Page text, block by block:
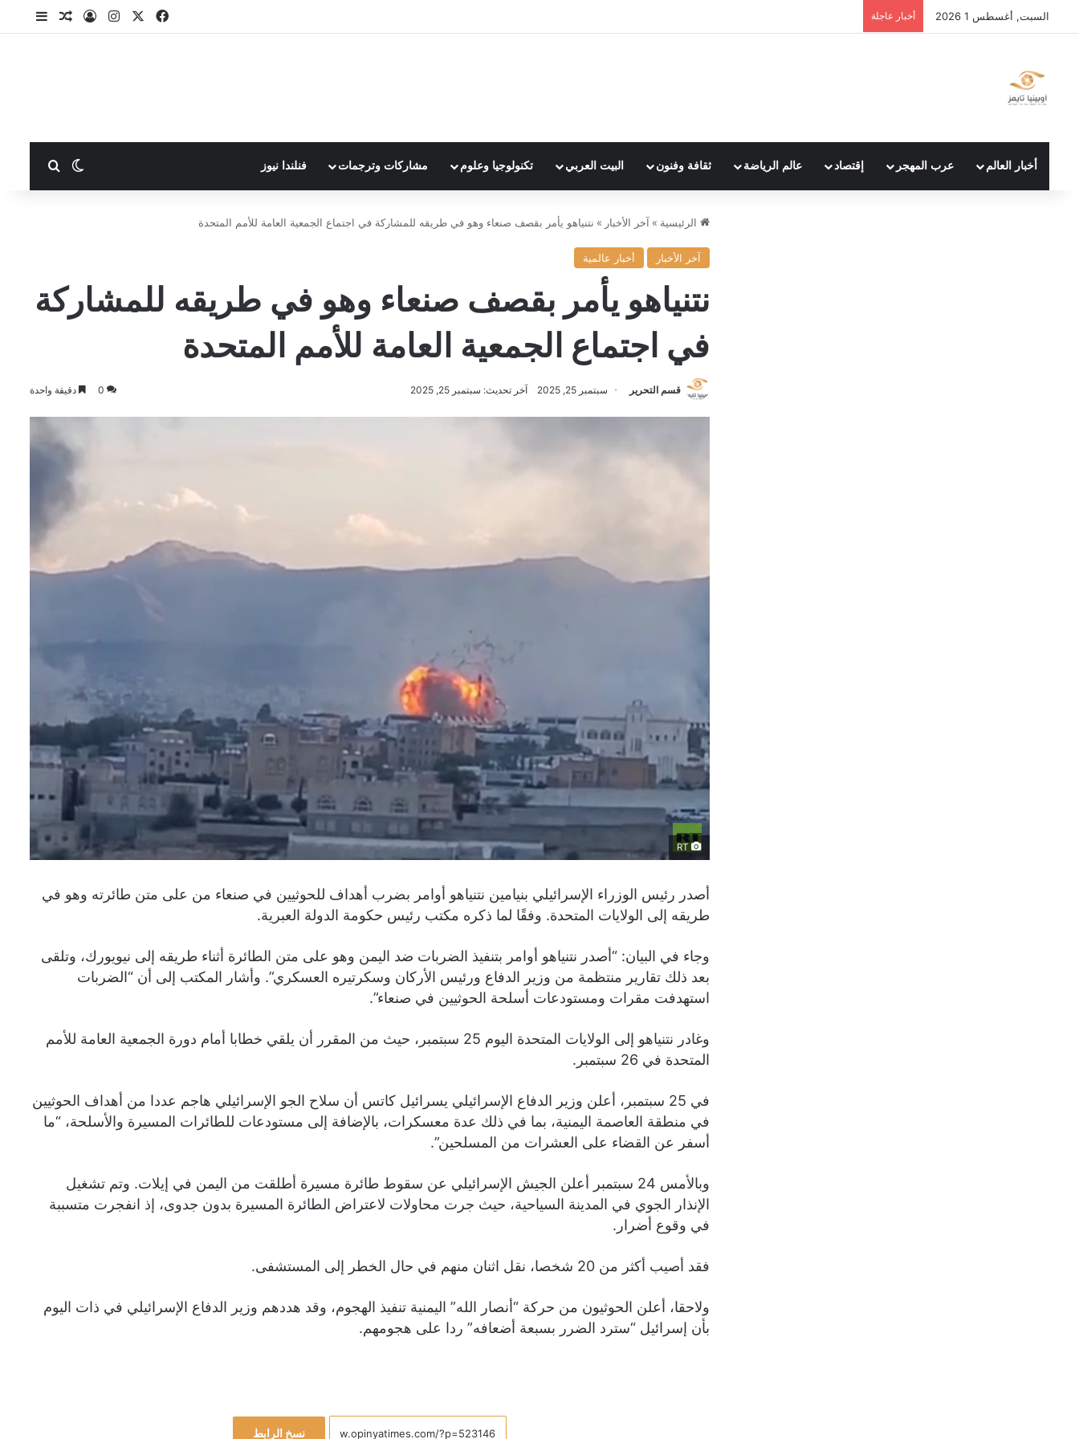
السبت, أغسطس 1 2026 أخبار عاجلة فيسبوك انستقرامتسجيل الدخول
مقالإضافة
أخبار العالم عرب المهجر إقتصاد عالم الرياضة ثقافة وفنون البيت العربي تكنولوجيا وعلوم مشاركات وترجمات فنلندا نيوز الوضعبحث عن
الرئيسية » آخر الأخبار » نتنياهو يأمر بقصف صنعاء وهو في طريقه للمشاركة في اجتماع الجمعية العامة للأمم المتحدة
آخر الأخبار أخبار عالمية
نتنياهو يأمر بقصف صنعاء وهو في طريقه للمشاركة
في اجتماع الجمعية العامة للأمم المتحدة
قسم التحرير سبتمبر 25, 2025 آخر تحديث: سبتمبر 25, 2025 0 دقيقة واحدة
أصدر رئيس الوزراء الإسرائيلي بنيامين نتنياهو أوامر بضرب أهداف للحوثيين في صنعاء من على متن طائرته وهو في
طريقه إلى الولايات المتحدة. وفقًا لما ذكره مكتب رئيس حكومة الدولة العبرية.
وجاء في البيان: “أصدر نتنياهو أوامر بتنفيذ الضربات ضد اليمن وهو على متن الطائرة أثناء طريقه إلى نيويورك، وتلقى
بعد ذلك تقارير منتظمة من وزير الدفاع ورئيس الأركان وسكرتيره العسكري”. وأشار المكتب إلى أن “الضربات
استهدفت مقرات ومستودعات أسلحة الحوثيين في صنعاء”.
وغادر نتنياهو إلى الولايات المتحدة اليوم 25 سبتمبر، حيث من المقرر أن يلقي خطابا أمام دورة الجمعية العامة للأمم
المتحدة في 26 سبتمبر.
في 25 سبتمبر، أعلن وزير الدفاع الإسرائيلي يسرائيل كاتس أن سلاح الجو الإسرائيلي هاجم عددا من أهداف الحوثيين
في منطقة العاصمة اليمنية، بما في ذلك عدة معسكرات، بالإضافة إلى مستودعات للطائرات المسيرة والأسلحة، “ما
أسفر عن القضاء على العشرات من المسلحين”.
وبالأمس 24 سبتمبر أعلن الجيش الإسرائيلي عن سقوط طائرة مسيرة أطلقت من اليمن في إيلات. وتم تشغيل
الإنذار الجوي في المدينة السياحية، حيث جرت محاولات لاعتراض الطائرة المسيرة بدون جدوى، إذ انفجرت متسببة
في وقوع أضرار.
فقد أصيب أكثر من 20 شخصا، نقل اثنان منهم في حال الخطر إلى المستشفى.
ولاحقا، أعلن الحوثيون من حركة “أنصار الله” اليمنية تنفيذ الهجوم، وقد هددهم وزير الدفاع الإسرائيلي في ذات اليوم
بأن إسرائيل “سترد الضرر بسبعة أضعافه” ردا على هجومهم.
نسخ الرابط